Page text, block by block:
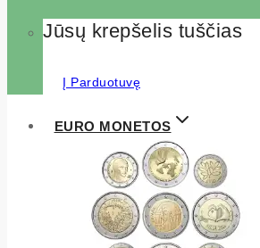
Jūsų krepšelis tuščias
Į Parduotuvę
EURO MONETOS